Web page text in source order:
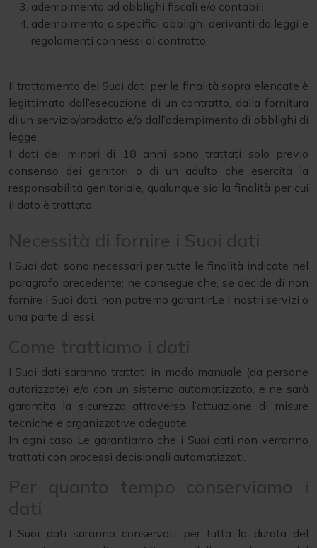
adempimento ad obblighi fiscali e/o contabili;
adempimento a specifici obblighi derivanti da leggi e
regolamenti connessi al contratto.
Il trattamento dei Suoi dati per le finalità sopra elencate è
legittimato dall’esecuzione di un contratto, dalla fornitura
di un servizio/prodotto e/o dall’adempimento di obblighi di
legge.
I dati dei minori di 18 anni sono trattati solo previo
consenso dei genitori o di un adulto che esercita la
responsabilità genitoriale, qualunque sia la finalità per cui
il dato è trattato.
I Suoi dati sono necessari per tutte le finalità indicate nel
paragrafo precedente; ne consegue che, se decide di non
fornire i Suoi dati, non potremo garantirLe i nostri servizi o
una parte di essi.
I Suoi dati saranno trattati in modo manuale (da persone
autorizzate) e/o con un sistema automatizzato, e ne sarà
garantita la sicurezza attraverso l’attuazione di misure
tecniche e organizzative adeguate.
In ogni caso Le garantiamo che i Suoi dati non verranno
trattati con processi decisionali automatizzati.
I Suoi dati saranno conservati per tutta la durata del